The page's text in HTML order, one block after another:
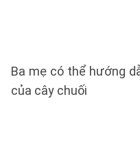
Ba mẹ có thể hướng
của cây chuối